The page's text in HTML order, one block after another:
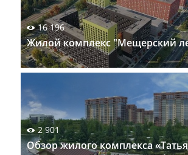
16 196
Жилой комплекс "Мещерский
2 901
Обзор жилого комплекса